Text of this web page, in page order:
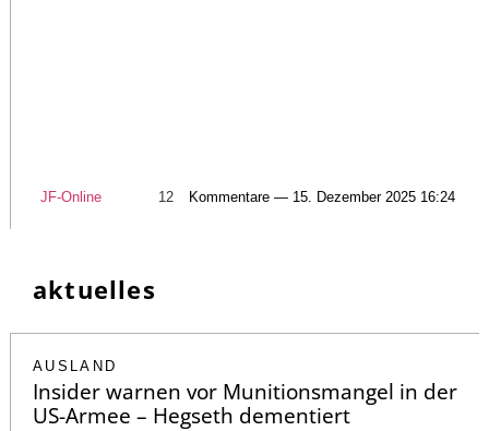
JF-Online 12 Kommentare — 15. Dezember 2025 16:24
aktuelles
AUSLAND
Insider warnen vor Munitionsmangel in der
US-Armee – Hegseth dementiert